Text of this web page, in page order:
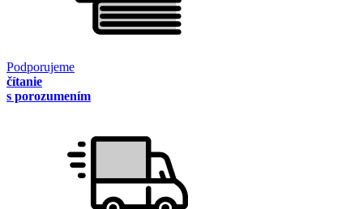
Podporujeme
čítanie
s porozumením